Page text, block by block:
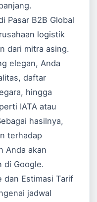
Pasar B2B Global
logistik
dari mitra asing.
elegan, Anda
daftar
hingga
IATA atau
hasilnya,
terhadap
Anda akan
di Google.
dan Estimasi Tarif
jadwal